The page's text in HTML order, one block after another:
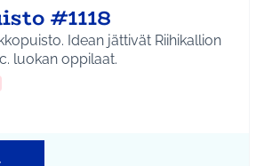
#1118
Idean jättivät Riihikallion
luokan oppilaat.
mukaan: Riihikallio